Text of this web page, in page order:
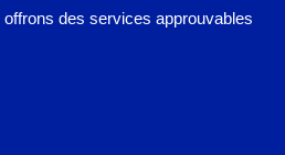
des services approuvables